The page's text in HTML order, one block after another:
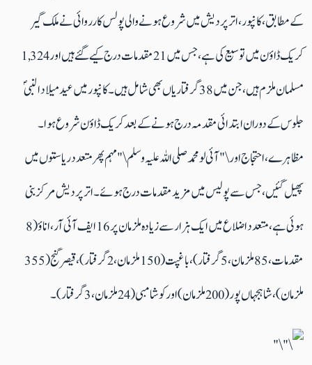
کے مطابق، کانپور، اتر پردیش میں شروع ہونے والی پولس کارروائی نے ملک گیر
کریک ڈاؤن میں توسیع کی ہے، جس میں 21 مقدمات درج کیے گئے ہیں اور 1,324
مسلمان ملزم ہیں، جن میں 38 گرفتاریاں بھی شامل ہیں۔ کانپور میں عید میلاد النبیؐ
جلوس کے دوران ابتدائی مقدمہ درج ہونے کے بعد کریک ڈاؤن شروع ہوا۔
مظاہرے، احتجاج اور \"آئی لو محمد صلی اللہ علیہ وسلم \" مہم پھر متعدد ریاستوں میں
پھیل گئیں، جس سے پولیس میں مزید مقدمات درج ہوئے۔ اترپردیش مرکز بنی
ہوئی ہے، متعدد اضلاع میں ایک ہزار سے زیادہ ملزمان پر16 ایف آئی آر ، اناؤ (8
مقدمات، 85 ملزمان، 5 گرفتار)، باغپت (150 ملزمان، 2 گرفتار)، قیصر گنج (355
ملزمان)، شاہجہاں پور (200 ملزمان) اور کوشامبی (24 ملزمان، 3 گرفتار)۔